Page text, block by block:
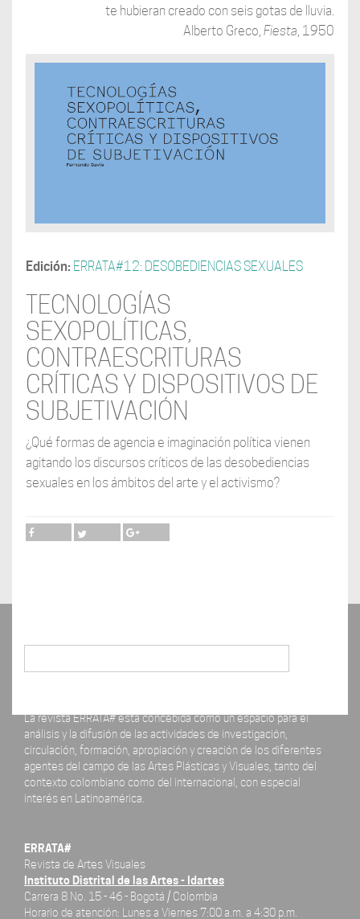
te hubieran creado con seis gotas de lluvia.
Alberto Greco,Fiesta, 1950
Edición: ERRATA#12: DESOBEDIENCIAS SEXUALES
TECNOLOGÍAS
SEXOPOLÍTICAS,
CONTRAESCRITURAS
CRÍTICAS Y DISPOSITIVOS DE
SUBJETIVACIÓN
¿Qué formas de agencia e imaginación política vienen
agitando los discursos críticos de las desobediencias
sexuales en los ámbitos del arte y el activismo?
La revista ERRATA# está concebida como un espacio para el
análisis y la difusión de las actividades de investigación,
circulación, formación, apropiación y creación de los diferentes
agentes del campo de las Artes Plásticas y Visuales, tanto del
contexto colombiano como del internacional, con especial
interés en Latinoamérica.
ERRATA#
Revista de Artes Visuales
Instituto Distrital de las Artes - Idartes
Carrera 8 No. 15 - 46 - Bogotá / Colombia
Horario de atención: Lunes a Viernes 7:00 a.m. a 4:30 p.m.